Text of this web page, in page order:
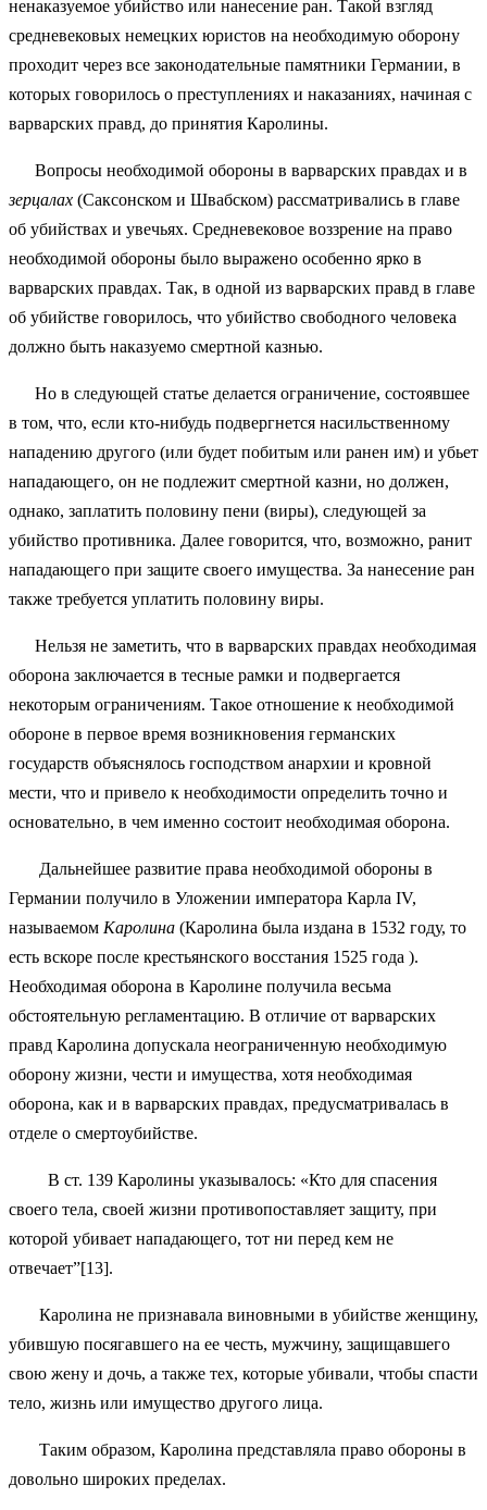
ненаказуемое убийство или нанесение ран. Такой взгляд
средневековых немецких юристов на необходимую оборону
проходит через все законодательные памятники Германии, в
которых говорилось о преступлениях и наказаниях, начиная с
варварских правд, до принятия Каролины.
Вопросы необходимой обороны в варварских правдах и в
зерцалах (Саксонском и Швабском) рассматривались в главе
об убийствах и увечьях. Средневековое воззрение на право
необходимой обороны было выражено особенно ярко в
варварских правдах. Так, в одной из варварских правд в главе
об убийстве говорилось, что убийство свободного человека
должно быть наказуемо смертной казнью.
Но в следующей статье делается ограничение, состоявшее
в том, что, если кто-нибудь подвергнется насильственному
нападению другого (или будет побитым или ранен им) и убьет
нападающего, он не подлежит смертной казни, но должен,
однако, заплатить половину пени (виры), следующей за
убийство противника. Далее говорится, что, возможно, ранит
нападающего при защите своего имущества. За нанесение ран
также требуется уплатить половину виры.
Нельзя не заметить, что в варварских правдах необходимая
оборона заключается в тесные рамки и подвергается
некоторым ограничениям. Такое отношение к необходимой
обороне в первое время возникновения германских
государств объяснялось господством анархии и кровной
мести, что и привело к необходимости определить точно и
основательно, в чем именно состоит необходимая оборона.
Дальнейшее развитие права необходимой обороны в
Германии получило в Уложении императора Карла IV,
называемом Каролина (Каролина была издана в 1532 году, то
есть вскоре после крестьянского восстания 1525 года ).
Необходимая оборона в Каролине получила весьма
обстоятельную регламентацию. В отличие от варварских
правд Каролина допускала неограниченную необходимую
оборону жизни, чести и имущества, хотя необходимая
оборона, как и в варварских правдах, предусматривалась в
отделе о смертоубийстве.
В ст. 139 Каролины указывалось: «Кто для спасения
своего тела, своей жизни противопоставляет защиту, при
которой убивает нападающего, тот ни перед кем не
отвечает”[13].
Каролина не признавала виновными в убийстве женщину,
убившую посягавшего на ее честь, мужчину, защищавшего
свою жену и дочь, а также тех, которые убивали, чтобы спасти
тело, жизнь или имущество другого лица.
Таким образом, Каролина представляла право обороны в
довольно широких пределах.